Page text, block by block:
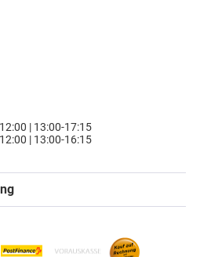
| 13:00-17:15
| 13:00-16:15